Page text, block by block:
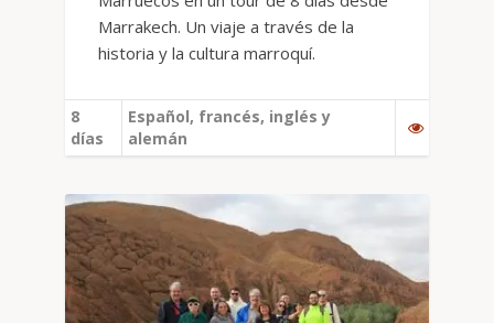
Marrakech. Un viaje a través de la
historia y la cultura marroquí.
8
días
Español, francés, inglés y
alemán